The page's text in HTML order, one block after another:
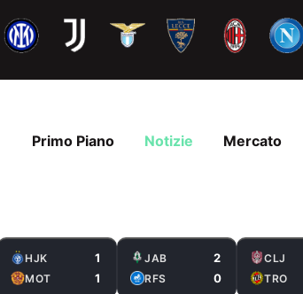
Primo Piano Notizie Mercato
HJK 1
MOT 1
JAB 2
RFS 0
CLJ
TRO